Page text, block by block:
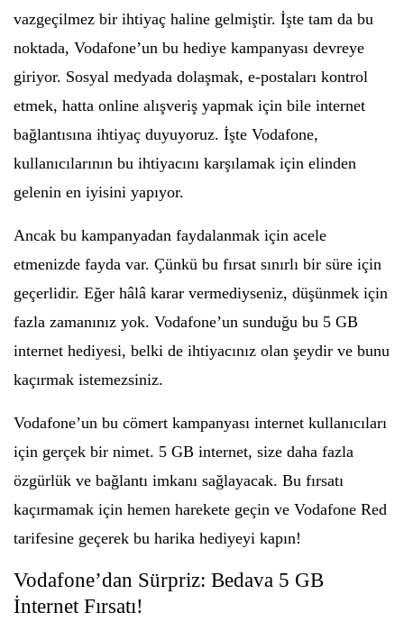
vazgeçilmez bir ihtiyaç haline gelmiştir. İşte tam da bu
noktada, Vodafone’un bu hediye kampanyası devreye
giriyor. Sosyal medyada dolaşmak, e-postaları kontrol
etmek, hatta online alışveriş yapmak için bile internet
bağlantısına ihtiyaç duyuyoruz. İşte Vodafone,
kullanıcılarının bu ihtiyacını karşılamak için elinden
gelenin en iyisini yapıyor.
Ancak bu kampanyadan faydalanmak için acele
etmenizde fayda var. Çünkü bu fırsat sınırlı bir süre için
geçerlidir. Eğer hâlâ karar vermediyseniz, düşünmek için
fazla zamanınız yok. Vodafone’un sunduğu bu 5 GB
internet hediyesi, belki de ihtiyacınız olan şeydir ve bunu
kaçırmak istemezsiniz.
Vodafone’un bu cömert kampanyası internet kullanıcıları
için gerçek bir nimet. 5 GB internet, size daha fazla
özgürlük ve bağlantı imkanı sağlayacak. Bu fırsatı
kaçırmamak için hemen harekete geçin ve Vodafone Red
tarifesine geçerek bu harika hediyeyi kapın!
Vodafone’dan Sürpriz: Bedava 5 GB
İnternet Fırsatı!